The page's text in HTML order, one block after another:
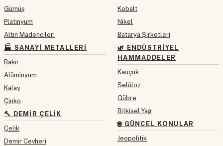
Gümüş
Platinyum
Altın Madencileri
🏭 SANAYI METALLERI
Bakır
Alüminyum
Kalay
Çinko
🔨 DEMIR ÇELIK
Çelik
Demir Cevheri
Kobalt
Nikel
Batarya Şirketleri
🌿 ENDÜSTRIYEL
HAMMADDELER
Kauçuk
Selüloz
Gübre
Bitkisel Yağ
🌐 GÜNCEL KONULAR
Jeopolitik